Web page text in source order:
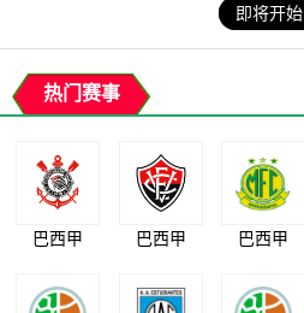
即将开始
热门赛事
巴西甲 巴西甲 巴西甲